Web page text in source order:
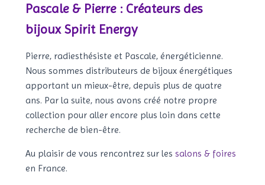
Pascale & Pierre : Créateurs des
bijoux Spirit Energy
Pierre, radiesthésiste et Pascale, énergéticienne.
Nous sommes distributeurs de bijoux énergétiques
apportant un mieux-être, depuis plus de quatre
ans. Par la suite, nous avons créé notre propre
collection pour aller encore plus loin dans cette
recherche de bien-être.
Au plaisir de vous rencontrez sur les salons & foires
en France.